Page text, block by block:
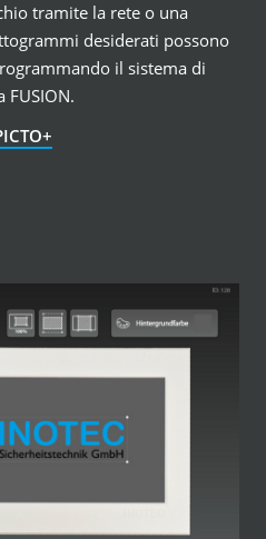
tramite la rete o una
desiderati possono
il sistema di